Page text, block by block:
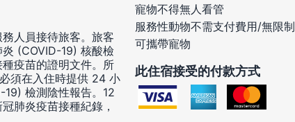
人員接待旅客。旅客
(COVID-19) 核酸檢
疫苗的證明文件。所
須在入住時提供 24 小
檢測陰性報告。12
肺炎疫苗接種紀錄，
寵物不得無人看管
服務性動物不需支付費用/無限制
可攜帶寵物
此住宿接受的付款方式